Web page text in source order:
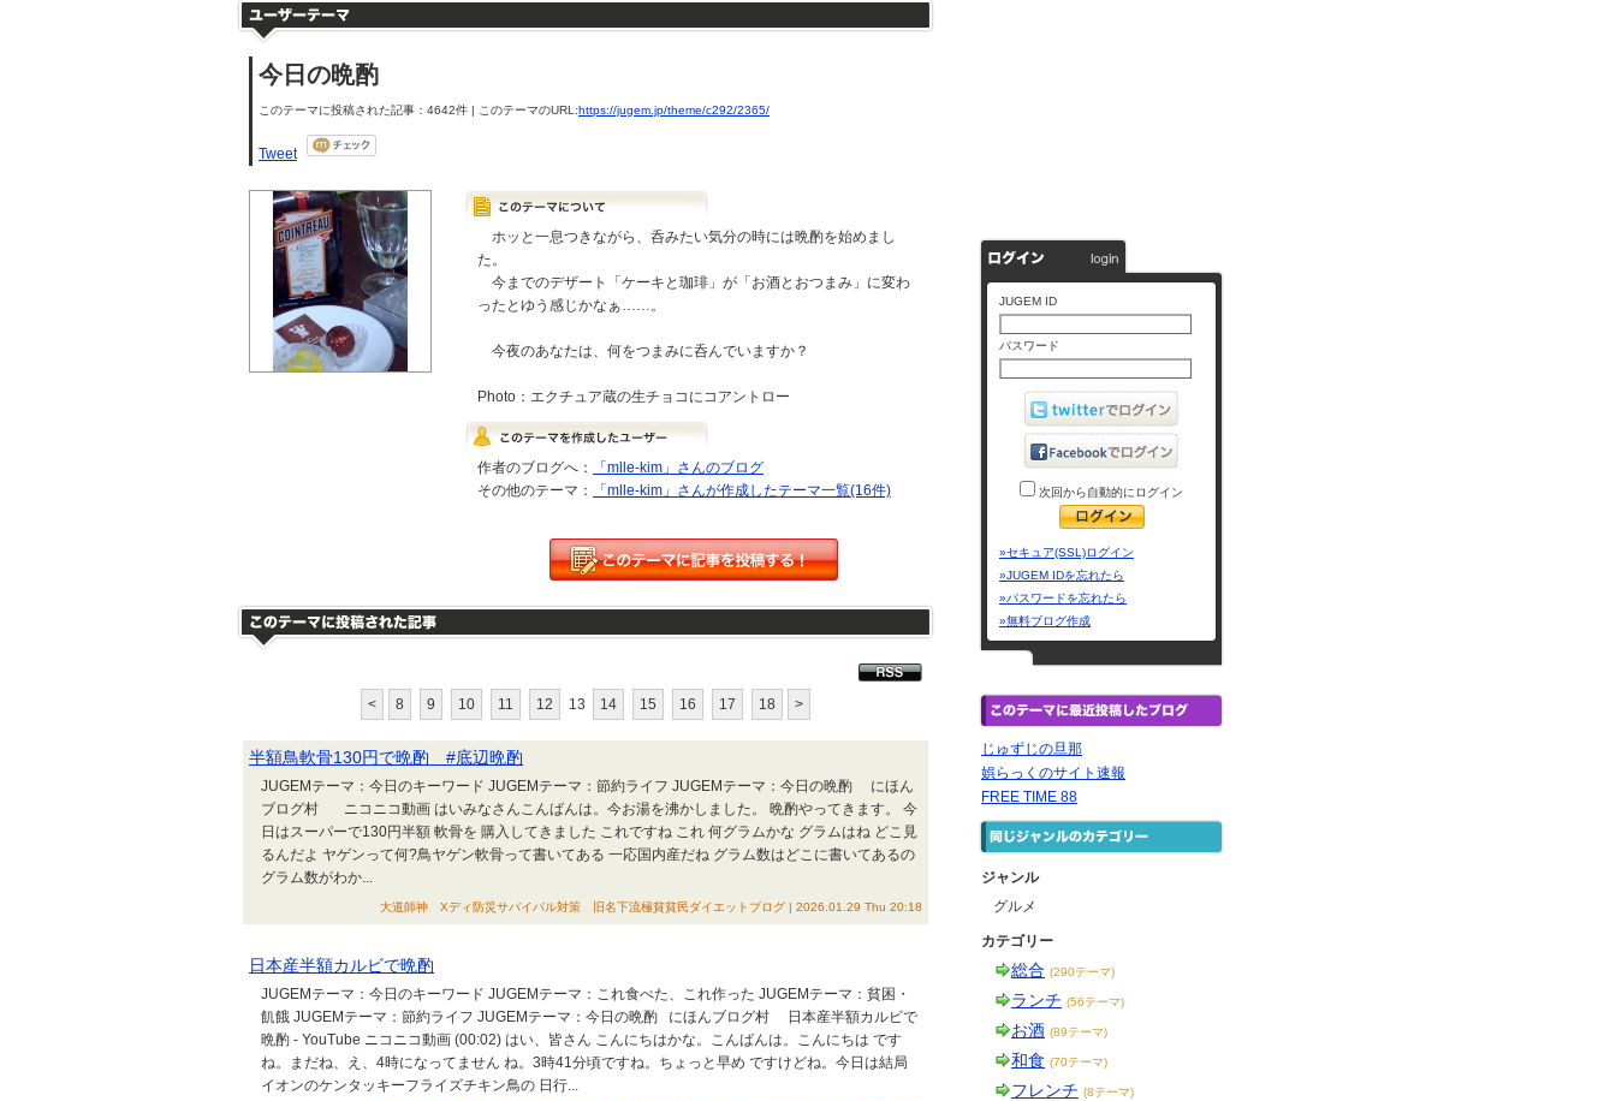
今日の晩酌
このテーマに投稿された記事：4642件 | このテーマのURL:https://jugem.jp/theme/c292/2365/
Tweet
ホッと一息つきながら、呑みたい気分の時には晩酌を始めまし
た。
今までのデザート「ケーキと珈琲」が「お酒とおつまみ」に変わ
ったとゆう感じかなぁ……。
今夜のあなたは、何をつまみに呑んでいますか？
Photo：エクチュア蔵の生チョコにコアントロー
作者のブログへ：
「mlle-kim」さんのブログ
その他のテーマ：
「mlle-kim」さんが作成したテーマ一覧(16件)
< 8 9 10 11 12 13 14 15 16 17 18 >
半額鳥軟骨130円で晩酌 #底辺晩酌
JUGEMテーマ：今日のキーワード JUGEMテーマ：節約ライフ JUGEMテーマ：今日の晩酌 にほん
ブログ村 ニコニコ動画 はいみなさんこんばんは。今お湯を沸かしました。 晩酌やってきます。 今
日はスーパーで130円半額 軟骨を 購入してきました これですね これ 何グラムかな グラムはね どこ見
るんだよ ヤゲンって何?鳥ヤゲン軟骨って書いてある 一応国内産だね グラム数はどこに書いてあるの
グラム数がわか...
大道師神 Xディ防災サバイバル対策 旧名下流極貧貧民ダイエットブログ | 2026.01.29 Thu 20:18
日本産半額カルビで晩酌
JUGEMテーマ：今日のキーワード JUGEMテーマ：これ食べた、これ作った JUGEMテーマ：貧困・
飢餓 JUGEMテーマ：節約ライフ JUGEMテーマ：今日の晩酌 にほんブログ村 日本産半額カルビで
晩酌 - YouTube ニコニコ動画 (00:02) はい、皆さん こんにちはかな。こんばんは。こんにちは です
ね。まだね、え、4時になってません ね。3時41分頃ですね。ちょっと早め ですけどね。今日は結局
イオンのケンタッキーフライズチキン鳥の 日行...
JUGEM ID
パスワード
次回から自動的にログイン
»セキュア(SSL)ログイン
»JUGEM IDを忘れたら
»パスワードを忘れたら
»無料ブログ作成
じゅずじの旦那
娯らっくのサイト速報
FREE TIME 88
ジャンル
グルメ
カテゴリー
総合 (290テーマ)
ランチ (56テーマ)
お酒 (89テーマ)
和食 (70テーマ)
フレンチ (8テーマ)